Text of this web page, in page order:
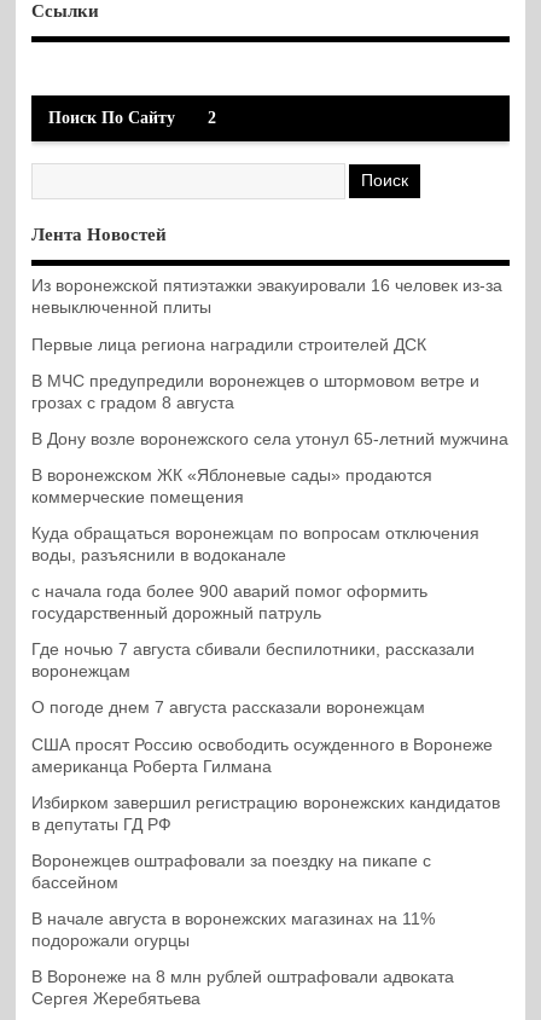
Ссылки
Поиск По Сайту 2
Лента Новостей
Из воронежской пятиэтажки эвакуировали 16 человек из-за
невыключенной плиты
Первые лица региона наградили строителей ДСК
В МЧС предупредили воронежцев о штормовом ветре и
грозах с градом 8 августа
В Дону возле воронежского села утонул 65-летний мужчина
В воронежском ЖК «Яблоневые сады» продаются
коммерческие помещения
Куда обращаться воронежцам по вопросам отключения
воды, разъяснили в водоканале
с начала года более 900 аварий помог оформить
государственный дорожный патруль
Где ночью 7 августа сбивали беспилотники, рассказали
воронежцам
О погоде днем 7 августа рассказали воронежцам
США просят Россию освободить осужденного в Воронеже
американца Роберта Гилмана
Избирком завершил регистрацию воронежских кандидатов
в депутаты ГД РФ
Воронежцев оштрафовали за поездку на пикапе с
бассейном
В начале августа в воронежских магазинах на 11%
подорожали огурцы
В Воронеже на 8 млн рублей оштрафовали адвоката
Сергея Жеребятьева